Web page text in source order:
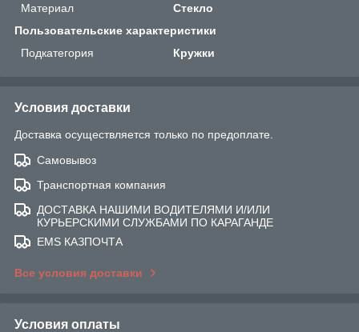
Материал
Стекло
Пользовательские характеристики
Подкатегория
Кружки
Условия доставки
Доставка осуществляется только по предоплате.
Самовывоз
Транспортная компания
ДОСТАВКА НАШИМИ ВОДИТЕЛЯМИ И/ИЛИ
КУРЬЕРСКИМИ СЛУЖБАМИ ПО КАРАГАНДЕ
EMS КАЗПОЧТА
Все условия доставки
Условия оплаты